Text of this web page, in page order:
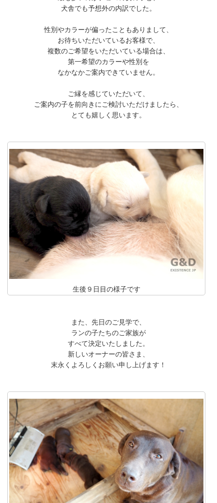
犬舎でも予想外の内訳でした。
性別やカラーが偏ったこともありまして、
お待ちいただいているお客様で、
複数のご希望をいただいている場合は、
第一希望のカラーや性別を
なかなかご案内できていません。
ご縁を感じていただいて、
ご案内の子を前向きにご検討いただけましたら、
とても嬉しく思います。
生後９日目の様子です
また、先日のご見学で、
ランの子たちのご家族が
すべて決定いたしました。
新しいオーナーの皆さま、
末永くよろしくお願い申し上げます！